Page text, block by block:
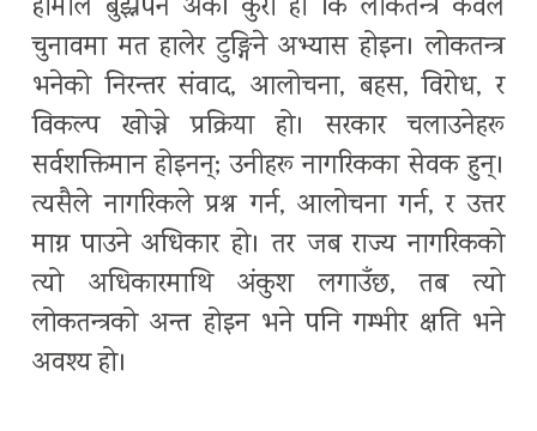
हामीले बुझ्नैपर्ने अर्को कुरा हो कि लोकतन्त्र केवल
चुनावमा मत हालेर टुङ्गिने अभ्यास होइन। लोकतन्त्र
भनेको निरन्तर संवाद, आलोचना, बहस, विरोध, र
विकल्प खोज्ने प्रक्रिया हो। सरकार चलाउनेहरू
सर्वशक्तिमान होइनन्; उनीहरू नागरिकका सेवक हुन्।
त्यसैले नागरिकले प्रश्न गर्न, आलोचना गर्न, र उत्तर
माग्न पाउने अधिकार हो। तर जब राज्य नागरिकको
त्यो अधिकारमाथि अंकुश लगाउँछ, तब त्यो
लोकतन्त्रको अन्त होइन भने पनि गम्भीर क्षति भने
अवश्य हो।